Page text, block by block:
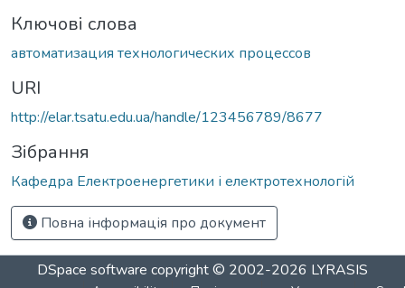
Ключові слова
автоматизация технологических процессов
URI
http://elar.tsatu.edu.ua/handle/123456789/8677
Зібрання
Кафедра Електроенергетики і електротехнологій
Повна інформація про документ
DSpace software copyright © 2002-2026 LYRASIS